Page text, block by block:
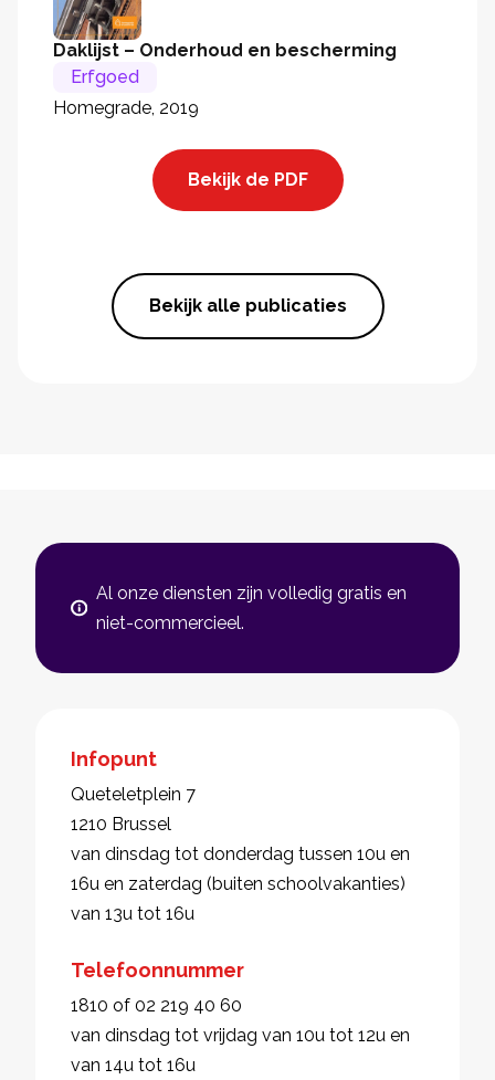
Daklijst – Onderhoud en bescherming
Erfgoed
Homegrade, 2019
Bekijk de PDF
Bekijk alle publicaties
Al onze diensten zijn volledig gratis en
niet-commercieel.
Infopunt
Queteletplein 7
1210 Brussel
van dinsdag tot donderdag tussen 10u en
16u en zaterdag (buiten schoolvakanties)
van 13u tot 16u
Telefoonnummer
1810 of 02 219 40 60
van dinsdag tot vrijdag van 10u tot 12u en
van 14u tot 16u